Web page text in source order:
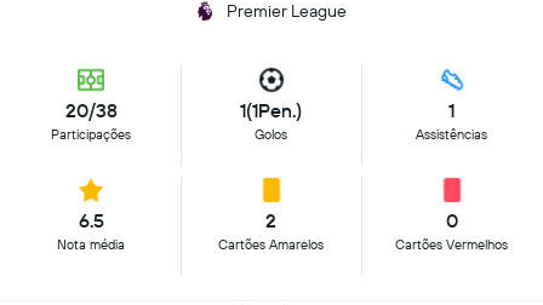
Premier League
20/38
Participações
1(1Pen.)
Golos
1
Assistências
6.5
Nota média
2
Cartões Amarelos
0
Cartões Vermelhos